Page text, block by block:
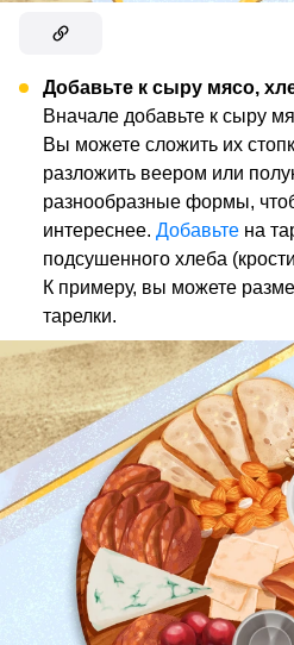
Добавьте к сыру мясо,
Вначале добавьте к сыру
Вы можете сложить их
разложить веером или
разнообразные формы,
интереснее. Добавьте на
подсушенного хлеба
К примеру, вы можете
тарелки.